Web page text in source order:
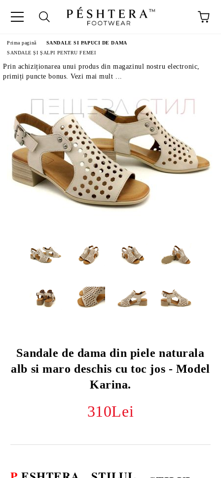
Prima pagină
SANDALE SI PAPUCI DE DAMA
SANDALE ȘI ȘALPI PENTRU FEMEI
Prin achiziționarea unui produs din magazinul nostru electronic,
primiți puncte bonus. Vezi mai mult ...
Sandale de dama din piele naturala
alb si maro deschis cu toc jos - Model
Karina.
310Lei